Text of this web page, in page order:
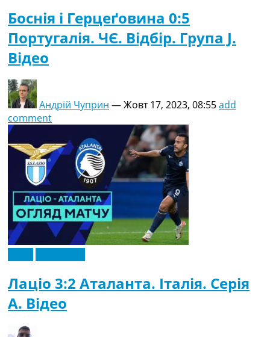
Боснія і Герцеґовина 0:5
Португалія. ЧЄ. Відбір. Група J.
Відео
Андрій Чуприн —Жовт 17, 2023, 08:55add
comment
Лаціо 3:2 Аталанта. Італія. Серія
A. Відео